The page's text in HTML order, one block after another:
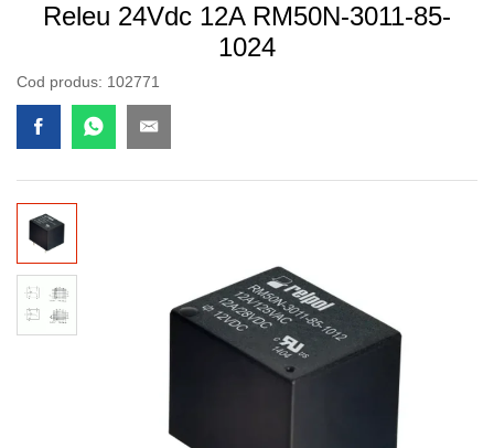
Releu 24Vdc 12A RM50N-3011-85-
1024
Cod produs: 102771